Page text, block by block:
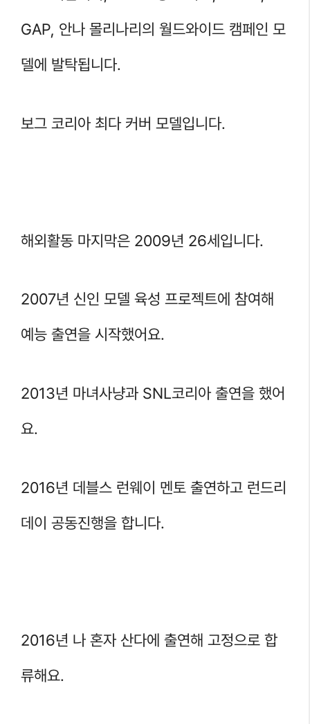
GAP, 안나 몰리나리의 월드와이드 캠페인 모
델에 발탁됩니다.
보그 코리아 최다 커버 모델입니다.
해외활동 마지막은 2009년 26세입니다.
2007년 신인 모델 육성 프로젝트에 참여해
예능 출연을 시작했어요.
2013년 마녀사냥과 SNL코리아 출연을 했어
요.
2016년 데블스 런웨이 멘토 출연하고 런드리
데이 공동진행을 합니다.
2016년 나 혼자 산다에 출연해 고정으로 합
류해요.